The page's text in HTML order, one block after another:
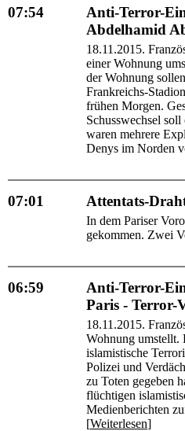
07:54
Anti-Terror-
Abdelhamid
18.11.2015.
einer Wohnung
der Wohnung
Frankreichs-
frühen Morgen.
Schusswechsel
waren mehrere
Denys im Norden
07:01 Attentats-
In dem Pariser
gekommen. Zwei
06:59
Anti-Terror-
Paris - Terror-
18.11.2015.
Wohnung umstellt.
islamistische
Polizei und
zu Toten gegeben
flüchtigen
Medienberichten
[Weiterlesen]